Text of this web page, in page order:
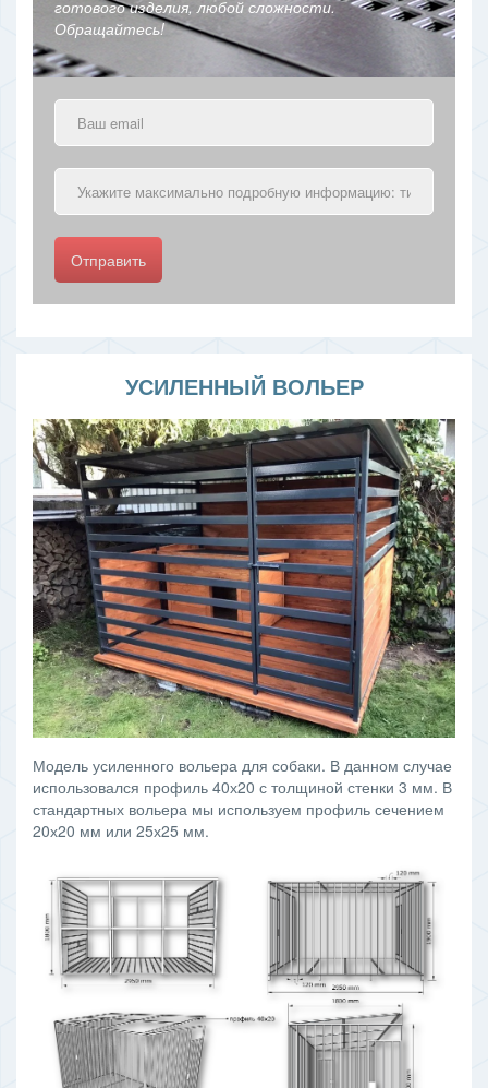
готового изделия, любой сложности.
Обращайтесь!
Отправить
УСИЛЕННЫЙ ВОЛЬЕР
Модель усиленного вольера для собаки. В данном случае
использовался профиль 40х20 с толщиной стенки 3 мм. В
стандартных вольера мы используем профиль сечением
20х20 мм или 25х25 мм.